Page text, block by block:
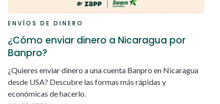
ENVÍOS DE DINERO
¿Cómo enviar dinero a Nicaragua por
Banpro?
¿Quieres enviar dinero a una cuenta Banpro en Nicaragua
desde USA? Descubre las formas más rápidas y
económicas de hacerlo.